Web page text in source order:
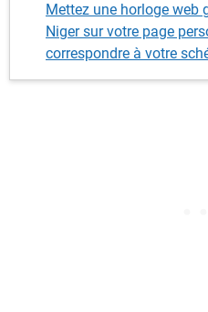
Mettez une horloge web
Niger sur votre page
correspondre à votre